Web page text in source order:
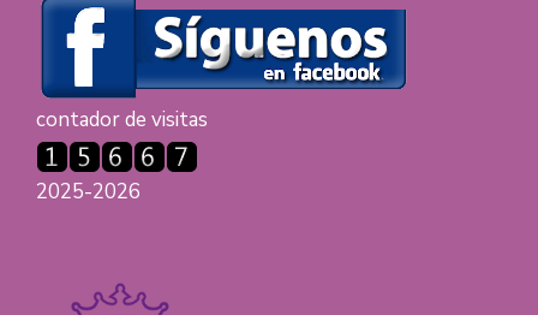
contador de visitas
2025-2026